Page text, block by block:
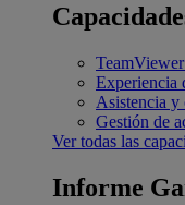
Experiencia
Asistencia y
Gestión de
Ver todas las
Informe